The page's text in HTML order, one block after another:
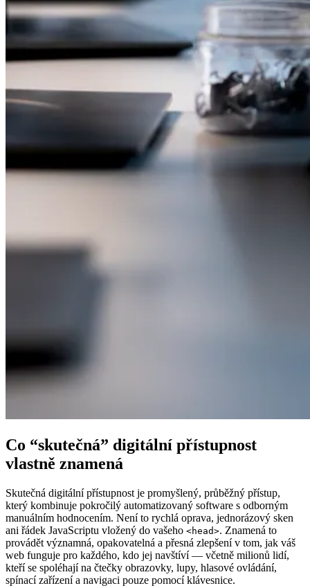
Co “skutečná” digitální přístupnost
vlastně znamená
Skutečná digitální přístupnost je promyšlený, průběžný přístup,
který kombinuje pokročilý automatizovaný software s odborným
manuálním hodnocením. Není to rychlá oprava, jednorázový sken
ani řádek JavaScriptu vložený do vašeho <head>. Znamená to
provádět významná, opakovatelná a přesná zlepšení v tom, jak váš
web funguje pro každého, kdo jej navštíví — včetně milionů lidí,
kteří se spoléhají na čtečky obrazovky, lupy, hlasové ovládání,
spínací zařízení a navigaci pouze pomocí klávesnice.